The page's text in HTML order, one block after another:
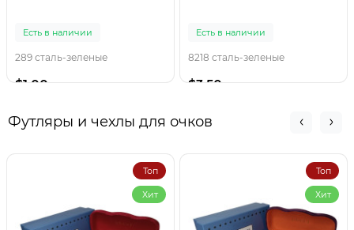
Есть в наличии
289 сталь-зеленые
$1.00
Есть в наличии
8218 сталь-зеленые
$3.50
Футляры и чехлы для очков
Топ
Хит
Топ
Хит